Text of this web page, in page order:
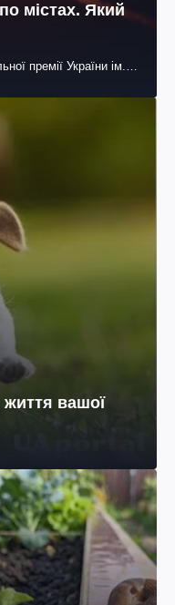
містах. Який
премії України ім.
життя вашої